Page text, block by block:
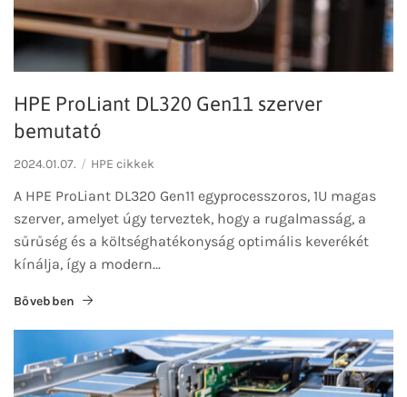
HPE ProLiant DL320 Gen11 szerver
bemutató
2024.01.07. HPE cikkek
A HPE ProLiant DL320 Gen11 egyprocesszoros, 1U magas
szerver, amelyet úgy terveztek, hogy a rugalmasság, a
sűrűség és a költséghatékonyság optimális keverékét
kínálja, így a modern...
Bővebben